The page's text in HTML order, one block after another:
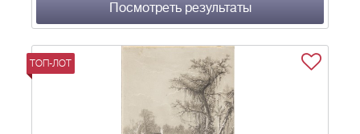
Посмотреть результаты
ТОП-ЛОТ